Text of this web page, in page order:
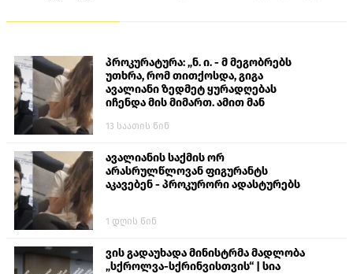
პროკურატურა: „ნ. ი. - მ მეგობრებს
უთხრა, რომ თითქოსდა, გიგა
ავალიანი ზედმეტ ყურადღებას
იჩენდა მის მიმართ. ამით მან
თავს დასხმოდა გიგა ავალიანს“
13 საათის წინ
ავალიანის საქმის ორ
არასრულწლოვან ფიგურანტს
აკავებენ - პროკურორი ადასტურებს
1 დღის წინ
ვის გადაუხადა მინისტრმა მადლობა
„სქროლვა-სქრინვისთვის“ | სია